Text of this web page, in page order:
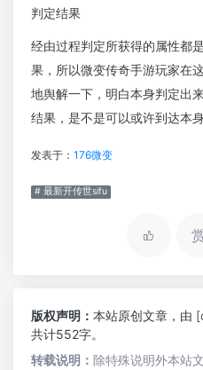
判定结果
经由过程判定所获得的属性都
果，所以微变传奇手游玩家在
地舆解一下，明白本身判定出
结果，是不是可以或许到达本
发表于： 176微变
# 最新开传世sifu
版权声明： 本站原创文章，由
共计552字。
转载说明： 除特殊说明外本站